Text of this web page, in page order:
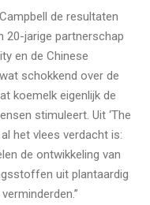
de resultaten
20-jarige partnerschap
en de Chinese
schokkend over de
koemelk eigenlijk de
stimuleert. Uit ‘The
het vlees verdacht is:
de ontwikkeling van
uit plantaardig